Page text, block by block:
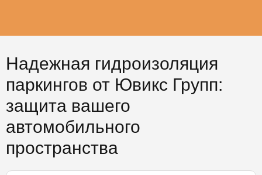
Надежная гидроизоляция
паркингов от Ювикс Групп:
защита вашего
автомобильного
пространства